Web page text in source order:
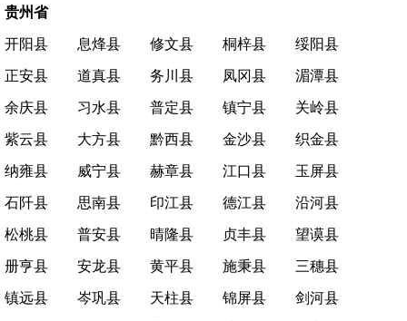
贵州省
开阳县 息烽县 修文县 桐梓县 绥阳县
正安县 道真县 务川县 凤冈县 湄潭县
余庆县 习水县 普定县 镇宁县 关岭县
紫云县 大方县 黔西县 金沙县 织金县
纳雍县 威宁县 赫章县 江口县 玉屏县
石阡县 思南县 印江县 德江县 沿河县
松桃县 普安县 晴隆县 贞丰县 望谟县
册亨县 安龙县 黄平县 施秉县 三穗县
镇远县 岑巩县 天柱县 锦屏县 剑河县